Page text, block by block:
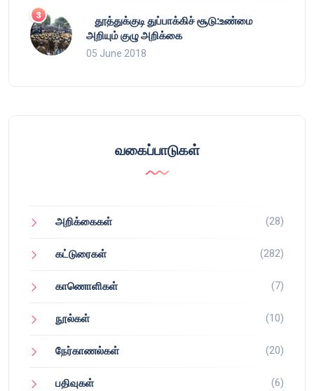
தூத்துக்குடி துப்பாக்கிச் சூடு:உண்மை
அறியும் குழு அறிக்கை
05 June 2018
வகைப்பாடுகள்
அறிக்கைகள் (28)
கட்டுரைகள் (282)
காணொளிகள் (7)
நூல்கள் (10)
நேர்காணல்கள் (20)
பதிவுகள் (6)